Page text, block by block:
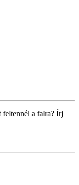
feltennél a falra? Írj